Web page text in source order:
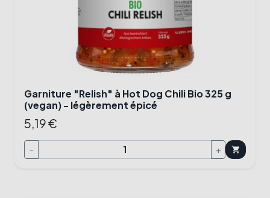
Garniture "Relish" à Hot Dog Chili Bio 325 g
(vegan) - légèrement épicé
5,19 €
- + shopping_cart